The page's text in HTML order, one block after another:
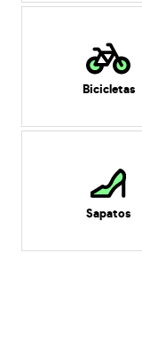
Bicicletas
Sapatos